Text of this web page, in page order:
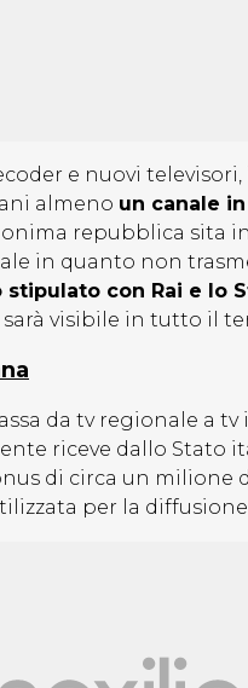
e nuovi
almeno un canale
repubblica sita
in quanto non
con Rai e lo
sarà visibile in tutto il
da tv regionale a
riceve dallo Stato
di circa un milione
per la